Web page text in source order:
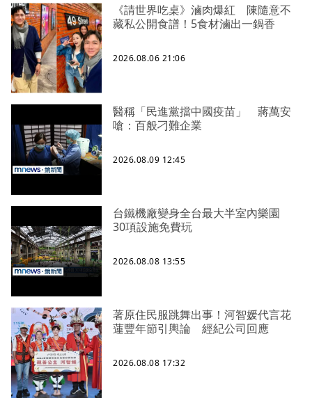
《請世界吃桌》滷肉爆紅 陳隨意不
藏私公開食譜！5食材滷出一鍋香
2026.08.06 21:06
醫稱「民進黨擋中國疫苗」 蔣萬安
嗆：百般刁難企業
2026.08.09 12:45
台鐵機廠變身全台最大半室內樂園
30項設施免費玩
2026.08.08 13:55
著原住民服跳舞出事！河智媛代言花
蓮豐年節引輿論 經紀公司回應
2026.08.08 17:32